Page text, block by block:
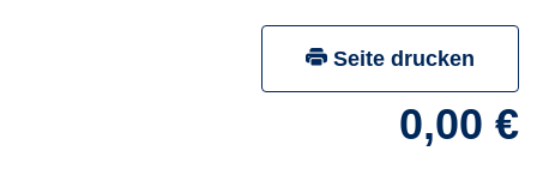
Seite drucken
0,00 €